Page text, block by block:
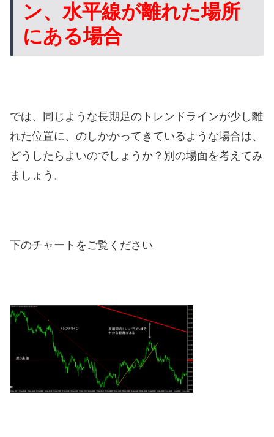
ン、水平線が離れた場所
にある場合
では、同じような長期足のトレンドラインが少し離
れた位置に、のしかかってきているような場合は、
どうしたらよいのでしょうか？別の場面を考えてみ
ましょう。
下のチャートをご覧ください